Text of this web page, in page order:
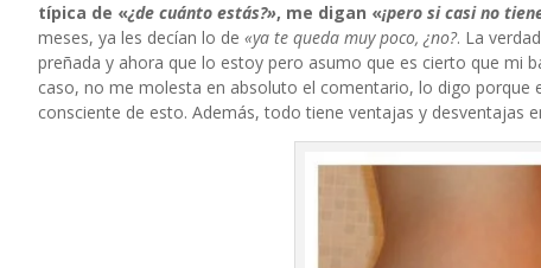
típica de «¿de cuánto estás?», me digan «¡pero si casi no
meses, ya les decían lo de «ya te queda muy poco, ¿no?. La
preñada y ahora que lo estoy pero asumo que es cierto que mi
caso, no me molesta en absoluto el comentario, lo digo porque
consciente de esto. Además, todo tiene ventajas y desventajas